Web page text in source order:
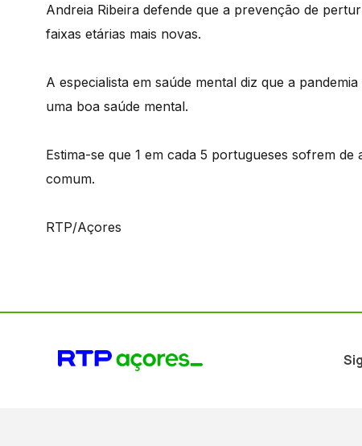
Andreia Ribeira defende que a prevenção de
faixas etárias mais novas.
A especialista em saúde mental diz que a
uma boa saúde mental.
Estima-se que 1 em cada 5 portugueses sofrem
comum.
RTP/Açores